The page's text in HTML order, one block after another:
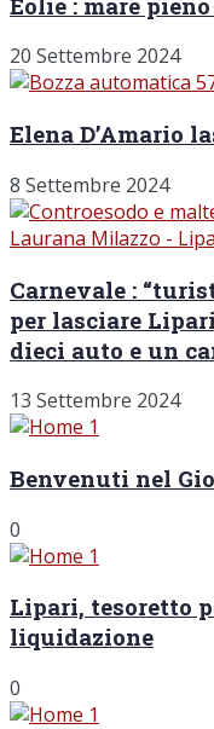
20 Settembre 2024
Elena D’Amario
8 Settembre 2024
Carnevale :
per lasciare
dieci auto e un
13 Settembre 2024
Benvenuti nel
0
Lipari, tesoretto
liquidazione
0